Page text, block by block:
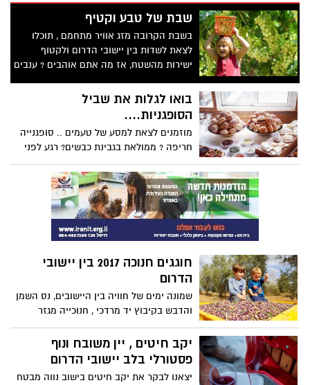
שבת של טבע וקטיף
בשבת הקרובה מזג אוויר מתחמם , תוכלו
לצאת לשדות בין יישובי הדרום ולקטוף
ישירות מהשטח, אז מה אתם אוהבים ? ענבים
בואו לגלות את שביל
הסופגניות....
מוזמנים לצאת למסע של טעמים .. סופגנייה
חריפה ? ממולאת בגבינת כבשים? רגע לפני
חנוכה, עמותת התיירות השקמה הבשור,
מציגה את "שביל הסופגניות",. את הסופגניות
יוכלו המטיילים באזור לטעום דרך מסלולים
מפתיעים, הטומנים בחובם מפגש מפתיע עם
אתרים קסומים ועם האנשים המיוחדים
שערבבו את הבלילה
חוגגים חנוכה 2017 בין יישובי
הדרום
שמונה ימים של חוויה בין היישובים, נס השמן
והדבש בקיבוץ יד מרדכי , חנוכייה מגזר
בשביל הסלט , סיורים לאור פנסים בין מבוכי
תבלינים , הפנינג משפחתי במרכז מורשת גוש
קטיף, ניווט בחיק הטבע ועוד רק תבחרו ותהנו
יקב חיטים , יין משובח ונוף
פסטורלי בלב יישובי הדרום
יצאנו לבקר את יקב חיטים בישוב נווה מבטח